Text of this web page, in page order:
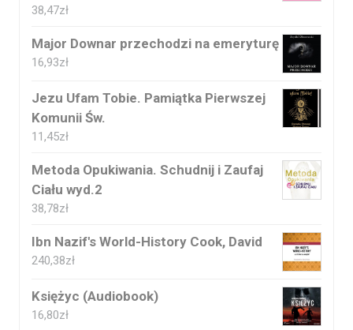
38,47zł
Major Downar przechodzi na emeryturę
16,93zł
Jezu Ufam Tobie. Pamiątka Pierwszej
Komunii Św.
11,45zł
Metoda Opukiwania. Schudnij i Zaufaj
Ciału wyd.2
38,78zł
Ibn Nazif's World-History Cook, David
240,38zł
Księżyc (Audiobook)
16,80zł